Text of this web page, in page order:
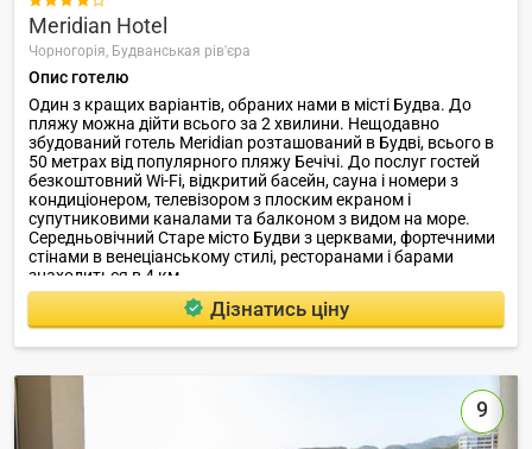
Meridian Hotel
Чорногорія, Будванськая рів'єра
Опис готелю
Один з кращих варіантів, обраних нами в місті Будва. До
пляжу можна дійти всього за 2 хвилини. Нещодавно
збудований готель Meridian розташований в Будві, всього в
50 метрах від популярного пляжу Бечічі. До послуг гостей
безкоштовний Wi-Fi, відкритий басейн, сауна і номери з
кондиціонером, телевізором з плоским екраном і
супутниковими каналами та балконом з видом на море.
Середньовічний Старе місто Будви з церквами, фортечними
стінами в венеціанському стилі, ресторанами і барами
знаходиться в 4 км.
Дізнатись ціну
9